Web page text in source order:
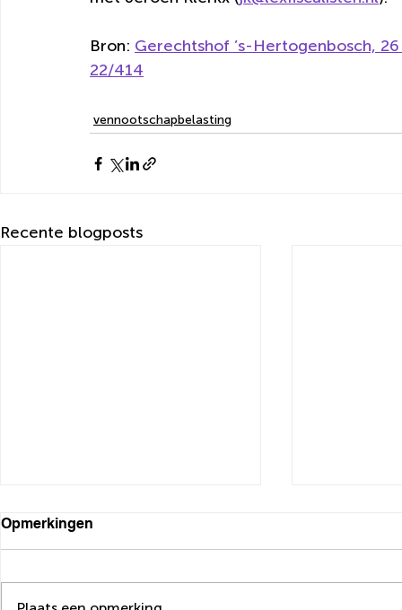
Bron: Gerechtshof ’s-Hertogenbosch,
22/414
vennootschapbelasting
Recente blogposts
Belastingrente verlaagd nav
Hoge Raad
8% is
Opmerkingen